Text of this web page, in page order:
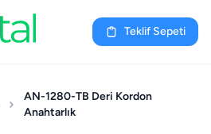
Teklif Sepeti
AN-1280-TB Deri Kordon
Anahtarlık